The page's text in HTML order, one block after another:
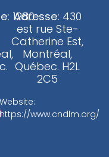
1280
Adresse: 430
est rue Ste-
Catherine Est,
Montréal,
Québec. H2L
2C5
Website:
https://www.cndlm.org/